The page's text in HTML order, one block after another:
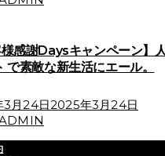
様感謝Daysキャンペーン】
で素敵な新生活にエール。
月24日2025年3月24日